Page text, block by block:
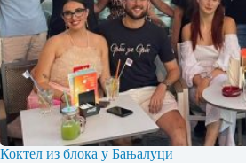
Коктел из блока у Бањалуци